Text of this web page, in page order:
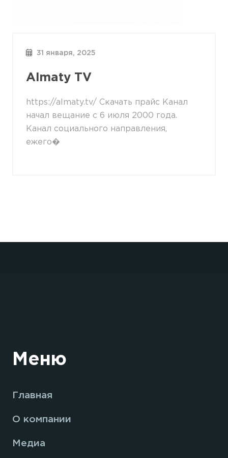
31 января, 2025
Almaty TV
https://almaty.tv/ Скачать прайс Канал
начал вещание с 6 июля 2000 года.
Канал социального направления,
ежего�
Меню
Главная
О компании
Медиа